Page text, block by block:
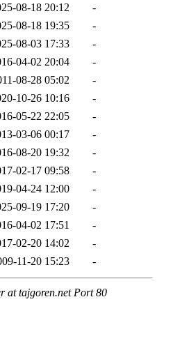
08-18 20:12
-
08-18 19:35
-
08-03 17:33
-
04-02 20:04
-
08-28 05:02
-
10-26 10:16
-
05-22 22:05
-
03-06 00:17
-
08-20 19:32
-
02-17 09:58
-
04-24 12:00
-
09-19 17:20
-
04-02 17:51
-
02-20 14:02
-
11-20 15:23 -
at tajgoren.net Port 80